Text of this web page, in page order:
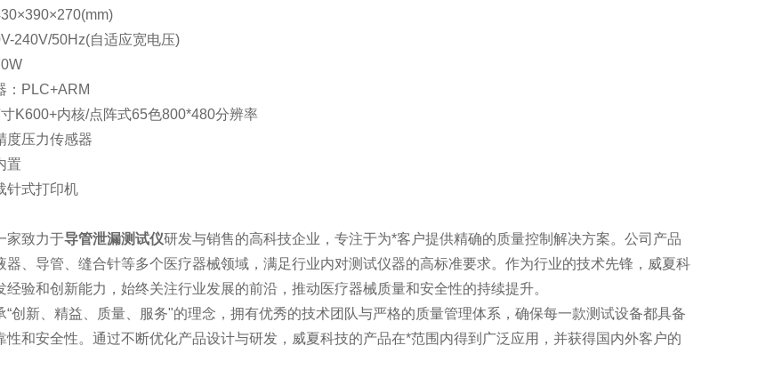
50Hz(自适应宽电压)
PLC+ARM
内核/点阵式65色800*480分辨率
压力传感器
置
式打印机
致力于导管泄漏测试仪研发与销售的高科技企业，专注于为*客户提供精确的质量控制解决方案。公司产品
器、导管、缝合针等多个医疗器械领域，满足行业内对测试仪器的高标准要求。作为行业的技术先锋，威夏科
经验和创新能力，始终关注行业发展的前沿，推动医疗器械质量和安全性的持续提升。
新、精益、质量、服务"的理念，拥有优秀的技术团队与严格的质量管理体系，确保每一款测试设备都具备
性和安全性。通过不断优化产品设计与研发，威夏科技的产品在*范围内得到广泛应用，并获得国内外客户的